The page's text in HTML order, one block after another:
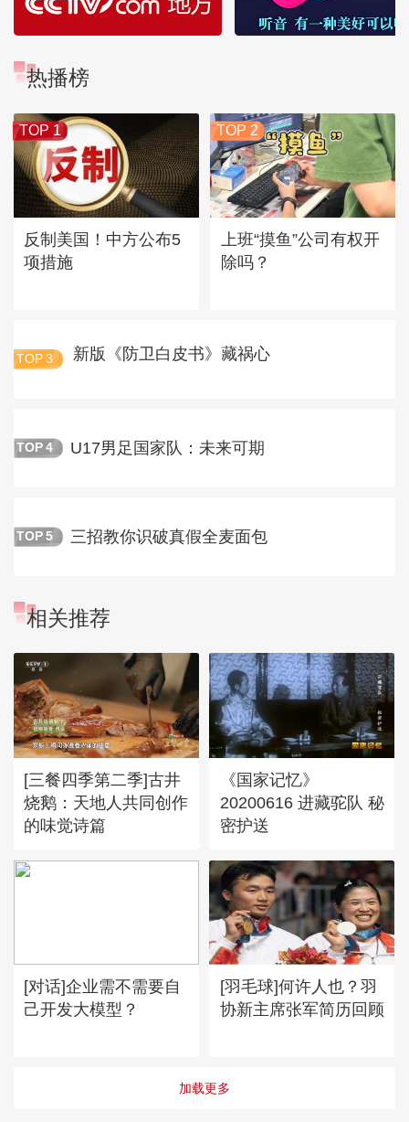
热播榜
TOP 1
反制美国！中方公布5
项措施
TOP 2
上班“摸鱼”公司有权开
除吗？
TOP 3 新版《防卫白皮书》藏祸心
TOP 4 U17男足国家队：未来可期
TOP 5 三招教你识破真假全麦面包
相关推荐
[三餐四季第二季]古井
烧鹅：天地人共同创作
的味觉诗篇
《国家记忆》
20200616 进藏驼队 秘
密护送
[对话]企业需不需要自
己开发大模型？
[羽毛球]何许人也？羽
协新主席张军简历回顾
加载更多